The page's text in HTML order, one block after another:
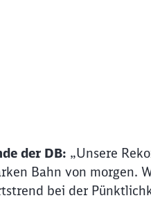
der DB: „Unsere
Bahn von morgen.
bei der